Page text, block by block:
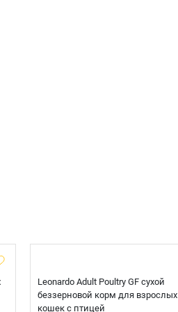
Leonardo Adult Poultry GF сухой
беззерновой корм для взрослых
кошек с птицей